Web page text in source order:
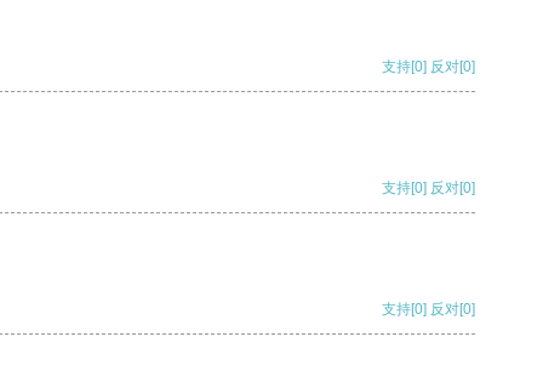
支持[0] 反对[0]
支持[0] 反对[0]
支持[0] 反对[0]